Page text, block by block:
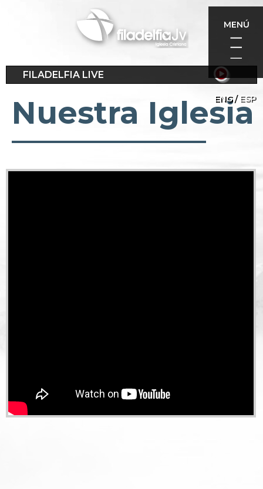
FILADELFIA LIVE
ENG ESP
MENÚ
Nuestra Iglesia